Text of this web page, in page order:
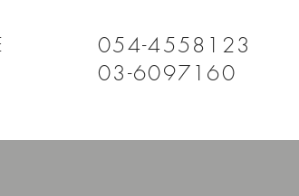
054-4558123
03-6097160